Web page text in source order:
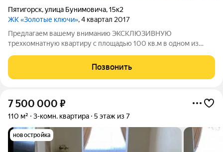
Пятигорск,улица Бунимовича,15к2
ЖК «Золотые ключи», 4 квартал 2017
Предлагаем вашему вниманию ЭКСКЛЮЗИВНУЮ
трехкомнатную квартиру с площадью 100 кв.м в одном из
Позвонить
7 500 000 ₽
110 м² 3-комн. квартира 5 этаж из 7
новостройка